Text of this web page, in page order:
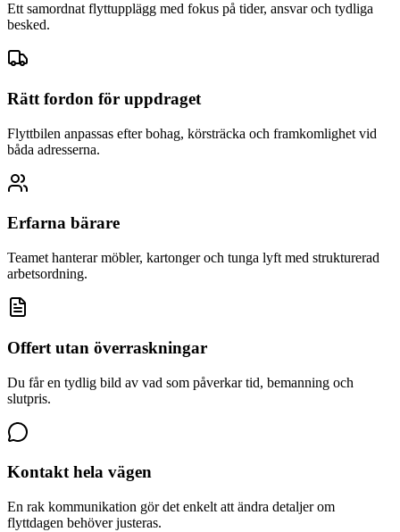
Ett samordnat flyttupplägg med fokus på tider, ansvar och tydliga
besked.
Rätt fordon för uppdraget
Flyttbilen anpassas efter bohag, körsträcka och framkomlighet vid
båda adresserna.
Erfarna bärare
Teamet hanterar möbler, kartonger och tunga lyft med strukturerad
arbetsordning.
Offert utan överraskningar
Du får en tydlig bild av vad som påverkar tid, bemanning och
slutpris.
Kontakt hela vägen
En rak kommunikation gör det enkelt att ändra detaljer om
flyttdagen behöver justeras.